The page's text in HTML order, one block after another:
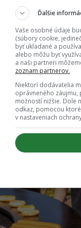
Ďalšie
Vaše osobné údaje
(súbory cookie,
byť ukladané a
alebo môžu byť
a naši partneri
zoznam partnerov.
Niektorí dodávatelia
oprávneného
možností nižšie. Dole
odkaz, pomocou
v nastaveniach